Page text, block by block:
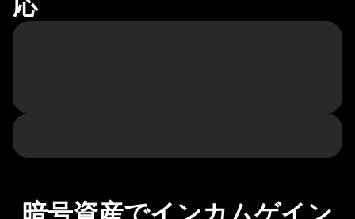
暗号資産でインカムゲイン